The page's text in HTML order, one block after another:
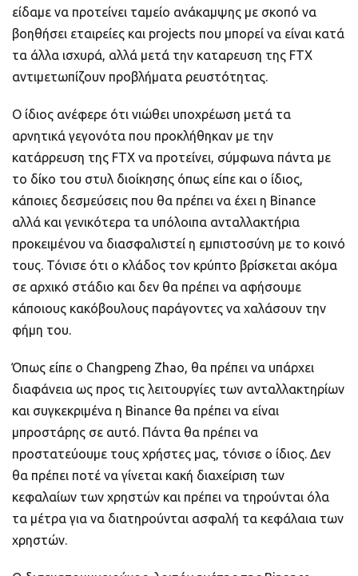
είδαμε να προτείνει ταμείο ανάκαμψης με σκοπό να
βοηθήσει εταιρείες και projects που μπορεί να είναι κατά
τα άλλα ισχυρά, αλλά μετά την καταρευση της FTX
αντιμετωπίζουν προβλήματα ρευστότητας.
Ο ίδιος ανέφερε ότι νιώθει υποχρέωση μετά τα
αρνητικά γεγονότα που προκλήθηκαν με την
κατάρρευση της FTX να προτείνει, σύμφωνα πάντα με
το δίκο του στυλ διοίκησης όπως είπε και ο ίδιος,
κάποιες δεσμεύσεις που θα πρέπει να έχει η Binance
αλλά και γενικότερα τα υπόλοιπα ανταλλακτήρια
προκειμένου να διασφαλιστεί η εμπιστοσύνη με το κοινό
τους. Τόνισε ότι ο κλάδος τον κρύπτο βρίσκεται ακόμα
σε αρχικό στάδιο και δεν θα πρέπει να αφήσουμε
κάποιους κακόβουλους παράγοντες να χαλάσουν την
φήμη του.
Όπως είπε ο Changpeng Zhao, θα πρέπει να υπάρχει
διαφάνεια ως προς τις λειτουργίες των ανταλλακτηρίων
και συγκεκριμένα η Binance θα πρέπει να είναι
μπροστάρης σε αυτό. Πάντα θα πρέπει να
προστατεύουμε τους χρήστες μας, τόνισε ο ίδιος. Δεν
θα πρέπει ποτέ να γίνεται κακή διαχείριση των
κεφαλαίων των χρηστών και πρέπει να τηρούνται όλα
τα μέτρα για να διατηρούνται ασφαλή τα κεφάλαια των
χρηστών.